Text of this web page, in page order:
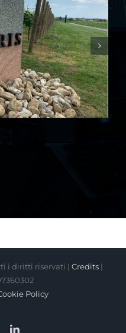
i diritti riservati | Credits |
Policy
LinkedIn